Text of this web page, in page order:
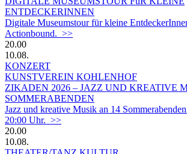
ENTDECKERINNEN
Digitale Museumstour für kleine
Actionbound. >>
20.00
10.08.
KONZERT
KUNSTVEREIN KOHLENHOF
ZIKADEN 2026 – JAZZ UND KREATIVE
SOMMERABENDEN
Jazz und kreative Musik an 14
20:00 Uhr. >>
20.00
10.08.